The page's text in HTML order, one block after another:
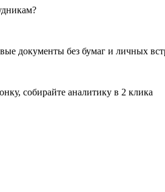
документы без бумаг и личных
собирайте аналитику в 2 клика